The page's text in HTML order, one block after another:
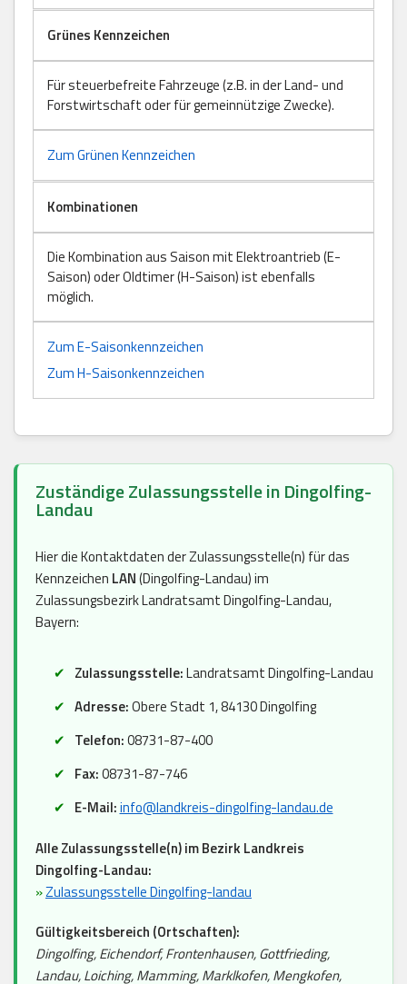
Grünes Kennzeichen
Für steuerbefreite Fahrzeuge (z.B. in der Land- und
Forstwirtschaft oder für gemeinnützige Zwecke).
Zum Grünen Kennzeichen
Kombinationen
Die Kombination aus Saison mit Elektroantrieb (E-
Saison) oder Oldtimer (H-Saison) ist ebenfalls
möglich.
Zum E-Saisonkennzeichen
Zum H-Saisonkennzeichen
Zuständige Zulassungsstelle in Dingolfing-
Landau
Hier die Kontaktdaten der Zulassungsstelle(n) für das
Kennzeichen LAN(Dingolfing-Landau) im
Zulassungsbezirk Landratsamt Dingolfing-Landau,
Bayern:
Zulassungsstelle:Landratsamt Dingolfing-Landau
Adresse:Obere Stadt 1, 84130 Dingolfing
Telefon:08731-87-400
Fax:08731-87-746
E-Mail:info@landkreis-dingolfing-landau.de
Alle Zulassungsstelle(n) im Bezirk Landkreis
Dingolfing-Landau:
»Zulassungsstelle Dingolfing-landau
Gültigkeitsbereich (Ortschaften):
Dingolfing, Eichendorf, Frontenhausen, Gottfrieding,
Landau, Loiching, Mamming, Marklkofen, Mengkofen,